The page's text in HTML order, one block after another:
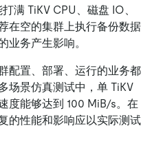
满 TiKV CPU、磁盘 IO、
在空的集群上执行备份数据
业务产生影响。
配置、部署、运行的业务都
场景仿真测试中，单 TiKV
度能够达到 100 MiB/s。在
的性能和影响应以实际测试